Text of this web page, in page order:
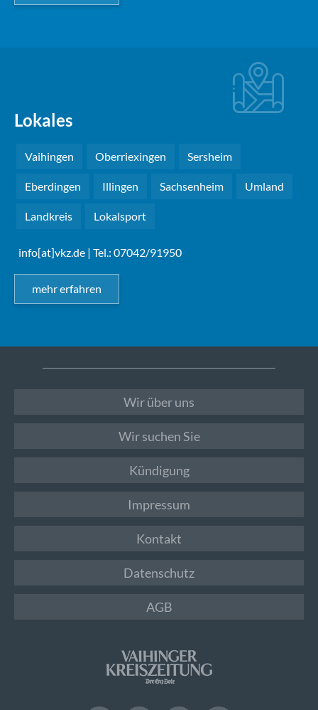
Lokales
Vaihingen Oberriexingen Sersheim
Eberdingen Illingen Sachsenheim Umland
Landkreis Lokalsport
info[at]vkz.de | Tel.: 07042/91950
mehr erfahren
Wir über uns
Wir suchen Sie
Kündigung
Impressum
Kontakt
Datenschutz
AGB